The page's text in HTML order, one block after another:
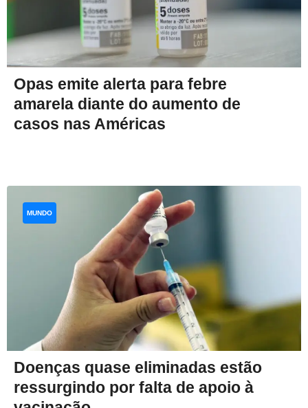
Opas emite alerta para febre
amarela diante do aumento de
casos nas Américas
Doenças quase eliminadas estão
ressurgindo por falta de apoio à
MUNDO